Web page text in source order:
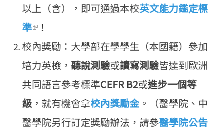
以上（含），即可通過本校英文能力鑑定標
準(link is external)
！
校內獎勵：大學部在學學生（本國籍）參加
培力英檢， 聽說測驗或讀寫測驗皆達到歐洲
共同語言參考標準CEFR B2或進步一個等
級，就有機會拿校內獎勵金。（醫學院、中
醫學院另行訂定獎勵辦法，請參醫學院公告